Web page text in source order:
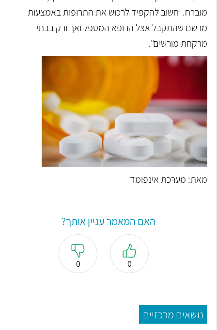
מוברח. חשוב להקפיד לרכוש את התרופות באמצעות
מרשם שהתקבל אצל הרופא המטפל ואך ורק בבתי
מרקחת מורשים".
מאת: מערכת אינפומד
האם המאמר עניין אותך?
0
0
נושאים מרכזיים